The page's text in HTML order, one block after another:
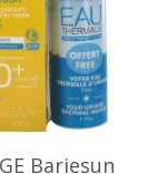
Bariesun